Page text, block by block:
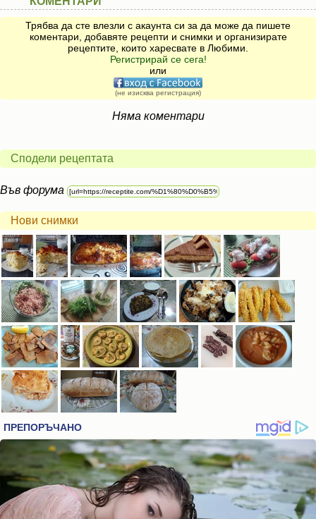
Трябва да сте влезли с акаунта си за да може да пишете
коментари, добавяте рецепти и снимки и организирате
рецептите, които харесвате в Любими.
Регистрирай се сега!
или
(не изисква регистрация)
Няма коментари
Сподели рецептата
Във форума
Нови снимки